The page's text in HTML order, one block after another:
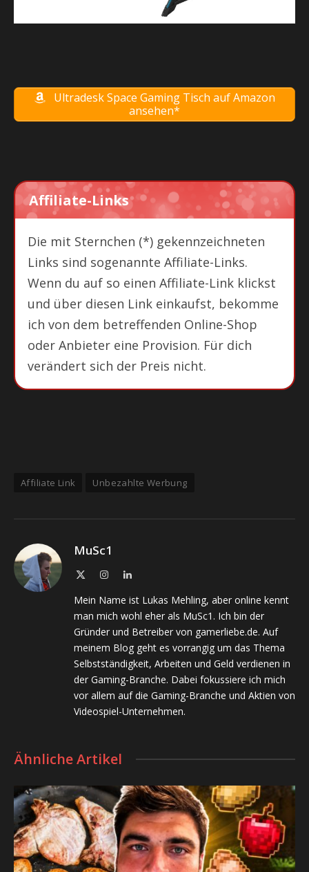
Ultradesk Space Gaming Tisch auf Amazon
ansehen*
Affiliate-Links
Die mit Sternchen (*) gekennzeichneten
Links sind sogenannte Affiliate-Links.
Wenn du auf so einen Affiliate-Link klickst
und über diesen Link einkaufst, bekomme
ich von dem betreffenden Online-Shop
oder Anbieter eine Provision. Für dich
verändert sich der Preis nicht.
Affiliate Link Unbezahlte Werbung
MuSc1
InstagramLinkedIn
Mein Name ist Lukas Mehling, aber online kennt
man mich wohl eher als MuSc1. Ich bin der
Gründer und Betreiber von gamerliebe.de. Auf
meinem Blog geht es vorrangig um das Thema
Selbstständigkeit, Arbeiten und Geld verdienen in
der Gaming-Branche. Dabei fokussiere ich mich
vor allem auf die Gaming-Branche und Aktien von
Videospiel-Unternehmen.
Ähnliche Artikel